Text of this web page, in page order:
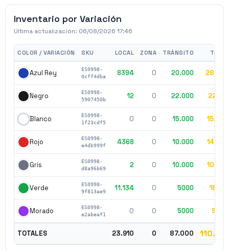
Inventario por Variación
Última actualización: 06/08/2026 17:46
COLOR / VARIACIÓN SKU LOCAL ZONA TRÁNSITO TOTAL
Azul Rey
ES0998-
0cff4dba
8394 0 20.000 28.394
Negro
ES0998-
5907450b
12 0 22.000 22.012
Blanco
ES0998-
1f23cdf5
0 0 15.000 15.000
Rojo
ES0998-
e4db999f
4368 0 10.000 14.368
Gris
ES0998-
d8a96b69
2 0 10.000 10.002
Verde
ES0998-
9f813ae9
11.134 0 5000 16.134
Morado
ES0998-
e2abeaf1
0 0 5000 5000
TOTALES 23.910 0 87.000 110.910